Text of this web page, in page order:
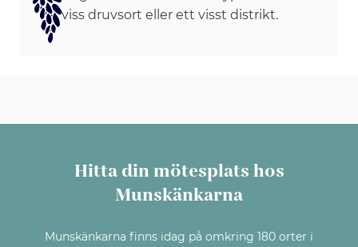
viss druvsort eller ett visst distrikt.
Hitta din mötesplats hos
Munskänkarna
Munskänkarna finns idag på omkring 180 orter i